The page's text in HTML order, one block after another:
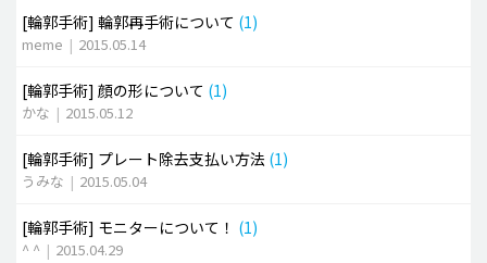
idニュース
安全整形
ご相談のお問い合わせ
[輪郭手術] 輪郭再手術について (1)
meme | 2015.05.14
[輪郭手術] 顔の形について (1)
かな | 2015.05.12
[輪郭手術] プレート除去支払い方法 (1)
うみな | 2015.05.04
[輪郭手術] モニターについて！ (1)
^ ^ | 2015.04.29